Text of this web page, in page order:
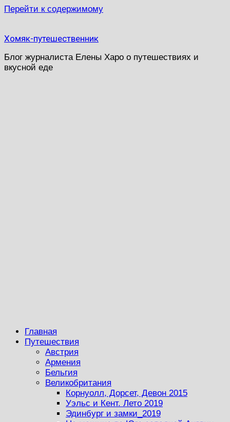
Перейти к содержимому
Хомяк-путешественник
Блог журналиста Елены Харо о путешествиях и
вкусной еде
Главная
Путешествия
Австрия
Армения
Бельгия
Великобритания
Корнуолл, Дорсет, Девон 2015
Уэльс и Кент. Лето 2019
Эдинбург и замки_2019